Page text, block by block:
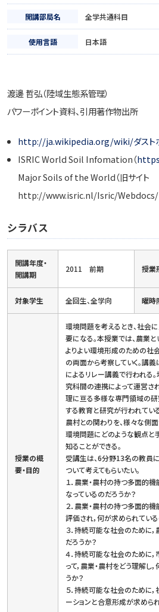
開講部局名 全学共通科目
使用言語 日本語
渡邊 哲弘（陸域生態系管理）
パワーポイント資料、引用著作物出所
http://ja.wikipedia.org/wiki/ダスト
ISRIC World Soil Infomation（
Major Soils of the World（旧サイト
http://www.isric.nl/Isric/
シラバス
開講年度・
開講期
2011 前期 授業
対象学生 全回生、全学向 曜時
授業の概
要・目的
環境問題を考えるとき、社会
要になる。本授業では、農業
よりよい環境形成のための社
の両面から考察していく。講
によるリレー講義で行われる
究科間の連携によって運営さ
理に亘る多様な専門領域の
する教育と研究が行われてい
農村との関わりを、様々な側
環境問題にどのような観点と
知ることができる。
受講生は、6分野13名の教員
ついて考えてもらいたい。
１．農業・農村の持つ多面的
なっているのだろうか？
２．農業・農村の持つ多面的
評価され，何が求められてい
３．持続可能な社会のために
だろうか？
４．持続可能な社会のために
って，農業・農村をどう理解し
うか？
５．持続可能な社会のために
ーションと合意形成が求めら